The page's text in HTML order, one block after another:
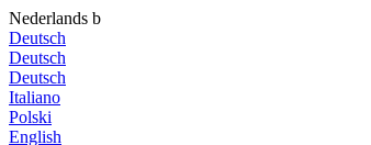
Nederlands b
Deutsch
Deutsch
Deutsch
Italiano
Polski
English